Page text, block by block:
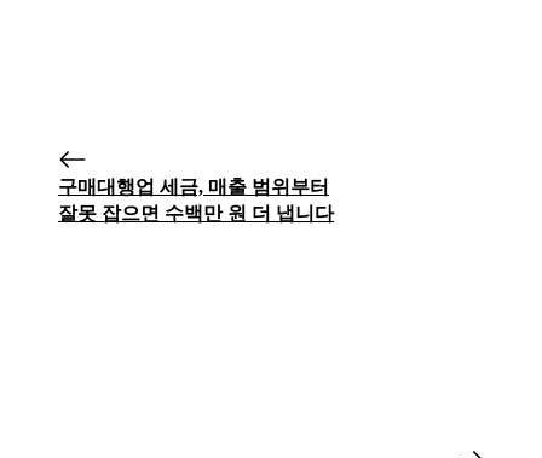
구매대행업 세금, 매출 범위부터
잘못 잡으면 수백만 원 더 냅니다